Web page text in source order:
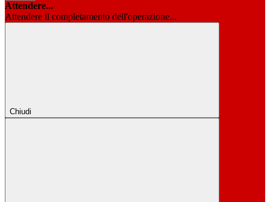
Attendere...
Attendere il completamento dell'operazione...
Chiudi